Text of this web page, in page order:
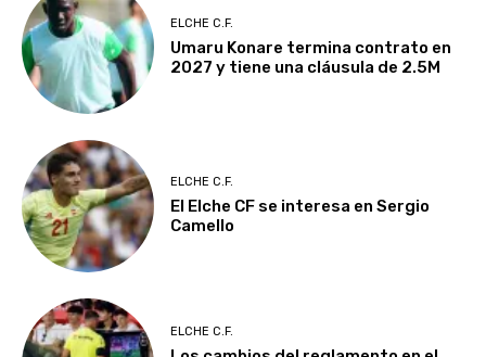
ELCHE C.F.
Umaru Konare termina contrato en
2027 y tiene una cláusula de 2.5M
ELCHE C.F.
El Elche CF se interesa en Sergio
Camello
ELCHE C.F.